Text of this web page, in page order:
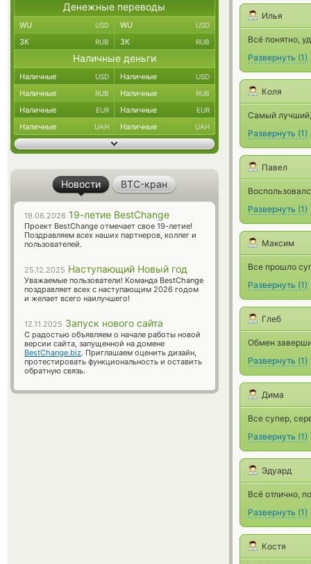
Илья
Всё понятно,
Развернуть (1)
Коля
Самый
Развернуть (1)
Павел
Развернуть (1)
Максим
Все прошло
Развернуть (1)
Глеб
Обмен
Развернуть (1)
Дима
Все супер,
Развернуть (1)
Эдуард
Всё отлично,
Развернуть (1)
Костя
Денежные переводы
WU USD WU USD
ЗК RUB ЗК RUB
Наличные деньги
Наличные USD Наличные USD
Наличные RUB Наличные RUB
Наличные EUR Наличные EUR
Наличные UAH Наличные UAH
Новости BTC-кран
19.06.2026 19-летие BestChange
Проект BestChange отмечает свое 19-летие!
Поздравляем всех наших партнеров, коллег и
пользователей.
25.12.2025 Наступающий Новый год
Уважаемые пользователи! Команда BestChange
поздравляет всех с наступающим 2026 годом
и желает всего наилучшего!
12.11.2025 Запуск нового сайта
С радостью объявляем о начале работы новой
версии сайта, запущенной на домене
BestChange.biz. Приглашаем оценить дизайн,
протестировать функциональность и оставить
обратную связь.